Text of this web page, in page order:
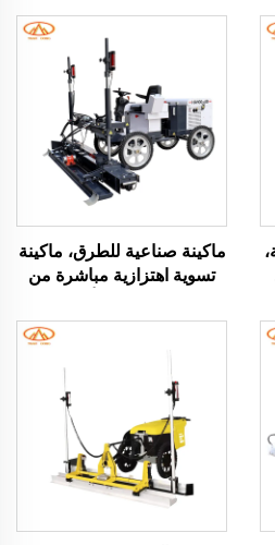
ماكينة صناعية للطرق، ماكينة
تسوية اهتزازية مباشرة من
الأسمنت، ماكينة سكريد